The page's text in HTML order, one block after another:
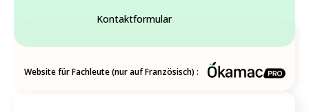
Kontaktformular
Website für Fachleute (nur auf Französisch) :